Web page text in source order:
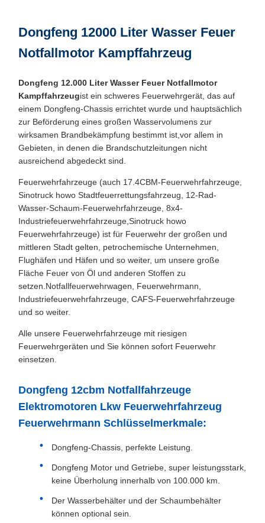
Dongfeng 12000 Liter Wasser Feuer
Notfallmotor Kampffahrzeug
Dongfeng 12.000 Liter Wasser Feuer Notfallmotor
Kampffahrzeugist ein schweres Feuerwehrgerät, das auf
einem Dongfeng-Chassis errichtet wurde und hauptsächlich
zur Beförderung eines großen Wasservolumens zur
wirksamen Brandbekämpfung bestimmt ist,vor allem in
Gebieten, in denen die Brandschutzleitungen nicht
ausreichend abgedeckt sind.
Feuerwehrfahrzeuge (auch 17.4CBM-Feuerwehrfahrzeuge,
Sinotruck howo Stadtfeuerrettungsfahrzeug, 12-Rad-
Wasser-Schaum-Feuerwehrfahrzeuge, 8x4-
Industriefeuerwehrfahrzeuge,Sinotruck howo
Feuerwehrfahrzeuge) ist für Feuerwehr der großen und
mittleren Stadt gelten, petrochemische Unternehmen,
Flughäfen und Häfen und so weiter, um unsere große
Fläche Feuer von Öl und anderen Stoffen zu
setzen.Notfallfeuerwehrwagen, Feuerwehrmann,
Industriefeuerwehrfahrzeuge, CAFS-Feuerwehrfahrzeuge
und so weiter.
Alle unsere Feuerwehrfahrzeuge mit riesigen
Feuerwehrgeräten und Sie können sofort Feuerwehr
einsetzen.
Dongfeng 12cbm Notfallfahrzeuge
Elektromotoren Lkw Feuerwehrfahrzeug
Feuerwehrmann Schlüsselmerkmale:
Dongfeng-Chassis, perfekte Leistung.
Dongfeng Motor und Getriebe, super leistungsstark,
keine Überholung innerhalb von 100.000 km.
Der Wasserbehälter und der Schaumbehälter
können optional sein.